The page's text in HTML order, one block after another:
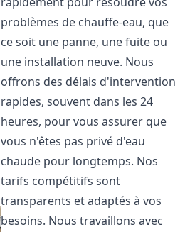
problèmes de chauffe-eau, que
ce soit une panne, une fuite ou
une installation neuve. Nous
offrons des délais d'intervention
rapides, souvent dans les 24
heures, pour vous assurer que
vous n'êtes pas privé d'eau
chaude pour longtemps. Nos
tarifs compétitifs sont
transparents et adaptés à vos
besoins. Nous travaillons avec